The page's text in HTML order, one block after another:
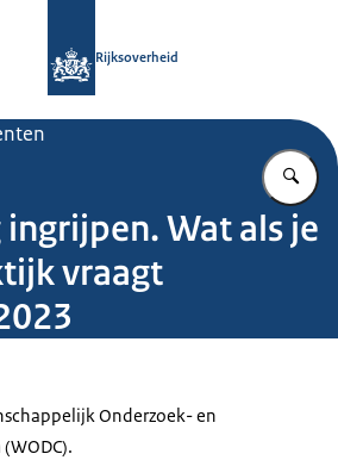
Rijksoverheid
Wat als je
vraagt
Onderzoek- en